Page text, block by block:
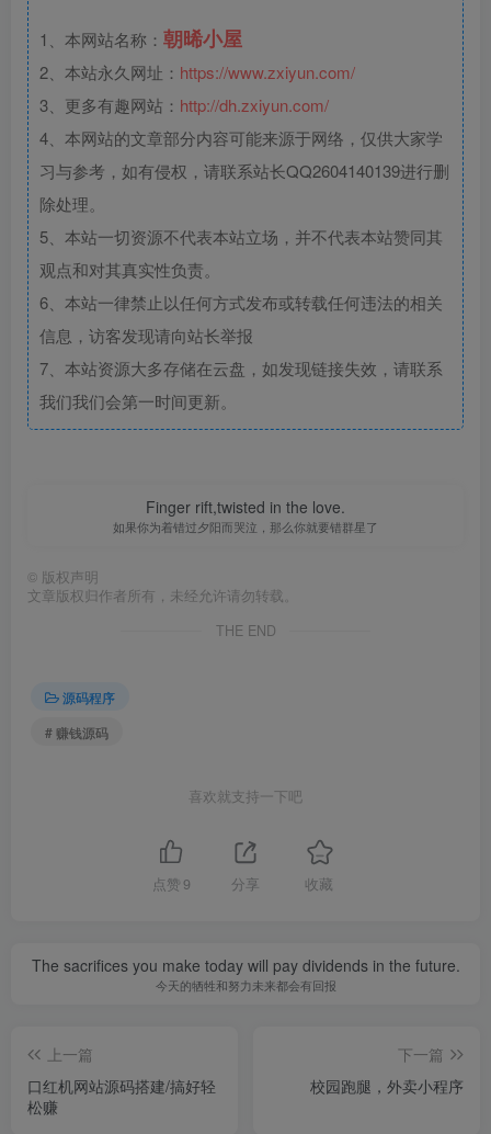
1、本网站名称： 朝晞小屋
2、本站永久网址： https://www.zxiyun.com/
3、更多有趣网站： http://dh.zxiyun.com/
4、本网站的文章部分内容可能来源于网络，仅供大家学
习与参考，如有侵权，请联系站长QQ2604140139进行删
除处理。
5、本站一切资源不代表本站立场，并不代表本站赞同其
观点和对其真实性负责。
6、本站一律禁止以任何方式发布或转载任何违法的相关
信息，访客发现请向站长举报
7、本站资源大多存储在云盘，如发现链接失效，请联系
我们我们会第一时间更新。
Finger rift,twisted in the love.
如果你为着错过夕阳而哭泣，那么你就要错群星了
© 版权声明
文章版权归作者所有，未经允许请勿转载。
THE END
源码程序
# 赚钱源码
喜欢就支持一下吧
点赞 9 分享 收藏
The sacrifices you make today will pay dividends in the future.
今天的牺牲和努力未来都会有回报
上一篇
口红机网站源码搭建/搞好轻
松赚
下一篇
校园跑腿，外卖小程序